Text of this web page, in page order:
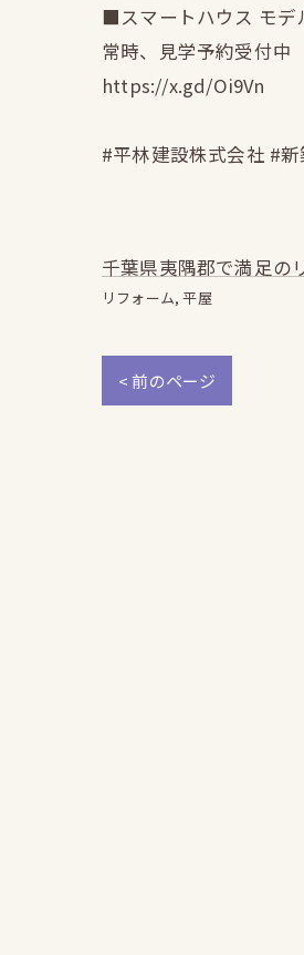
■スマートハウス モデ
常時、見学予約受付中
https://x.gd/Oi9Vn
#平林建設株式会社 #
千葉県夷隅郡で満足の
リフォーム 平屋
< 前のページ